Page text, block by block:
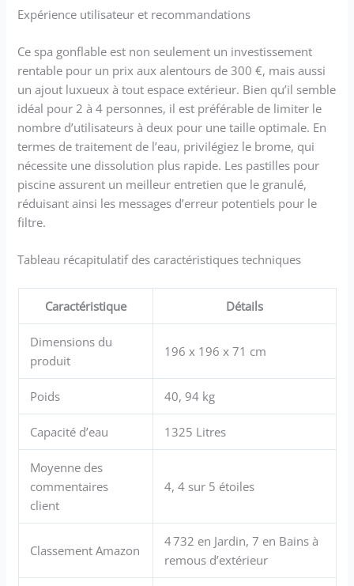
Expérience utilisateur et recommandations
Ce spa gonflable est non seulement un investissement
rentable pour un prix aux alentours de 300 €, mais aussi
un ajout luxueux à tout espace extérieur. Bien qu’il semble
idéal pour 2 à 4 personnes, il est préférable de limiter le
nombre d’utilisateurs à deux pour une taille optimale. En
termes de traitement de l’eau, privilégiez le brome, qui
nécessite une dissolution plus rapide. Les pastilles pour
piscine assurent un meilleur entretien que le granulé,
réduisant ainsi les messages d’erreur potentiels pour le
filtre.
Tableau récapitulatif des caractéristiques techniques
Caractéristique Détails
Dimensions du
produit
196 x 196 x 71 cm
Poids 40, 94 kg
Capacité d’eau 1325 Litres
Moyenne des
commentaires
client
4, 4 sur 5 étoiles
Classement Amazon
4 732 en Jardin, 7 en Bains à
remous d’extérieur